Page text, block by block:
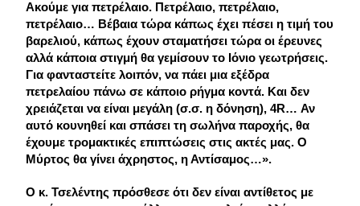
Ακούμε για πετρέλαιο. Πετρέλαιο, πετρέλαιο,
πετρέλαιο… Βέβαια τώρα κάπως έχει πέσει η τιμή του
βαρελιού, κάπως έχουν σταματήσει τώρα οι έρευνες
αλλά κάποια στιγμή θα γεμίσουν το Ιόνιο γεωτρήσεις.
Για φανταστείτε λοιπόν, να πάει μια εξέδρα
πετρελαίου πάνω σε κάποιο ρήγμα κοντά. Και δεν
χρειάζεται να είναι μεγάλη (σ.σ. η δόνηση), 4R… Αν
αυτό κουνηθεί και σπάσει τη σωλήνα παροχής, θα
έχουμε τρομακτικές επιπτώσεις στις ακτές μας. Ο
Μύρτος θα γίνει άχρηστος, η Αντίσαμος…».
Ο κ. Τσελέντης πρόσθεσε ότι δεν είναι αντίθετος με